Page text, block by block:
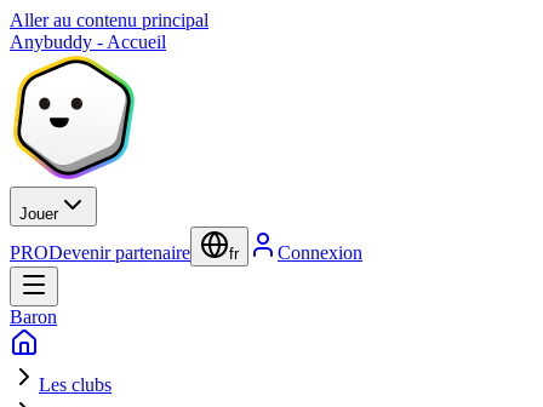
Aller au contenu principal
Anybuddy - Accueil
Jouer
PRODevenir partenaire fr Connexion
Baron
Les clubs